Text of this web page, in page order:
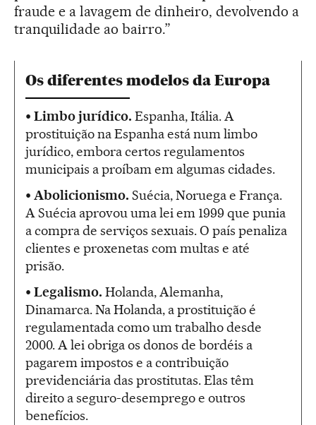
fraude e a lavagem de dinheiro, devolvendo a
tranquilidade ao bairro.”
Os diferentes modelos da Europa
• Limbo jurídico. Espanha, Itália. A
prostituição na Espanha está num limbo
jurídico, embora certos regulamentos
municipais a proíbam em algumas cidades.
• Abolicionismo. Suécia, Noruega e França.
A Suécia aprovou uma lei em 1999 que punia
a compra de serviços sexuais. O país penaliza
clientes e proxenetas com multas e até
prisão.
• Legalismo. Holanda, Alemanha,
Dinamarca. Na Holanda, a prostituição é
regulamentada como um trabalho desde
2000. A lei obriga os donos de bordéis a
pagarem impostos e a contribuição
previdenciária das prostitutas. Elas têm
direito a seguro-desemprego e outros
benefícios.